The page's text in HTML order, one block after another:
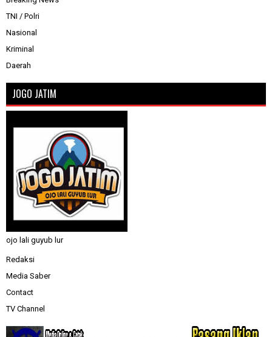
TNI / Polri
Nasional
Kriminal
Daerah
JOGO JATIM
ojo lali guyub lur
Redaksi
Media Saber
Contact
TV Channel